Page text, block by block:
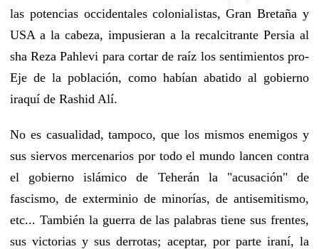
las potencias occidentales colonialistas, Gran Bretaña y
USA a la cabeza, impusieran a la recalcitrante Persia al
sha Reza Pahlevi para cortar de raíz los sentimientos pro-
Eje de la población, como habían abatido al gobierno
iraquí de Rashid Alí.
No es casualidad, tampoco, que los mismos enemigos y
sus siervos mercenarios por todo el mundo lancen contra
el gobierno islámico de Teherán la "acusación" de
fascismo, de exterminio de minorías, de antisemitismo,
etc... También la guerra de las palabras tiene sus frentes,
sus victorias y sus derrotas; aceptar, por parte iraní, la